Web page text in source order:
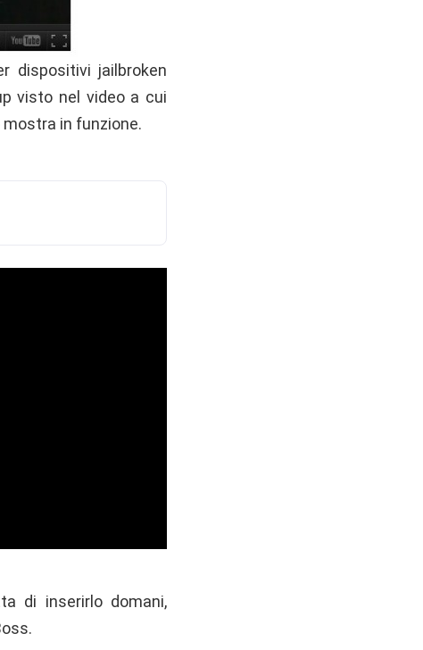
dispositivi jailbroken
visto nel video a cui
in funzione.
di inserirlo domani,